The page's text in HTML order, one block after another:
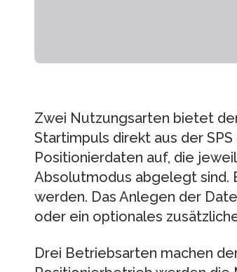
Zwei Nutzungsarten bietet
Startimpuls direkt aus der
Positionierdaten auf, die
Absolutmodus abgelegt sind.
werden. Das Anlegen der
oder ein optionales
Drei Betriebsarten machen